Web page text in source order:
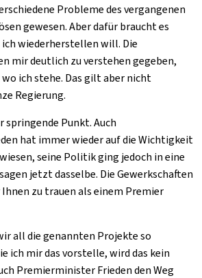
Probleme des vergangenen
gewesen. Aber dafür braucht es
ich wiederherstellen will. Die
mir deutlich zu verstehen gegeben,
ich stehe. Das gilt aber nicht
Regierung.
springende Punkt. Auch
hat immer wieder auf die Wichtigkeit
seine Politik ging jedoch in eine
jetzt dasselbe. Die Gewerkschaften
zu trauen als einem Premier
all die genannten Projekte so
ich mir das vorstelle, wird das kein
Premierminister Frieden den Weg